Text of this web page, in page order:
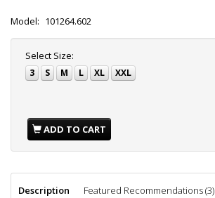
Model: 101264.602
Select Size:
3 S M L XL XXL
ADD TO CART
Description Featured Recommendations (3)